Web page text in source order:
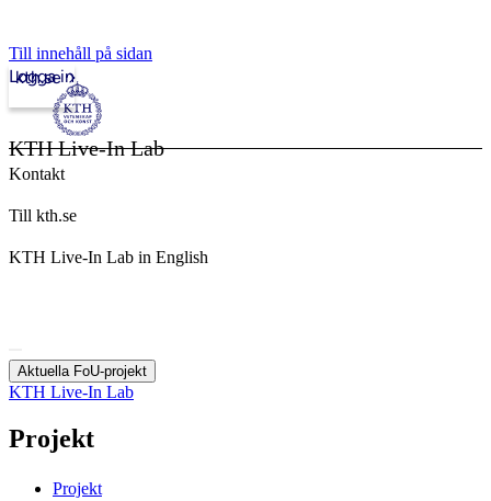
Till innehåll på sidan
kth.se
Logga in
KTH Live-In Lab
Kontakt
Till kth.se
KTH Live-In Lab in English
Aktuella FoU-projekt
KTH Live-In Lab
Projekt
Projekt